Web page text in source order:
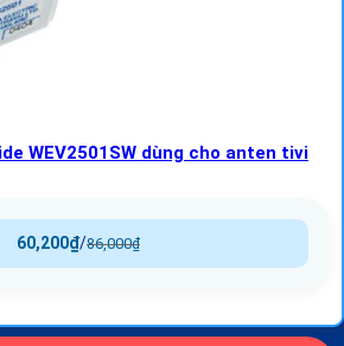
WEV2501SW dùng cho anten tivi
86,000₫
/
60,200₫